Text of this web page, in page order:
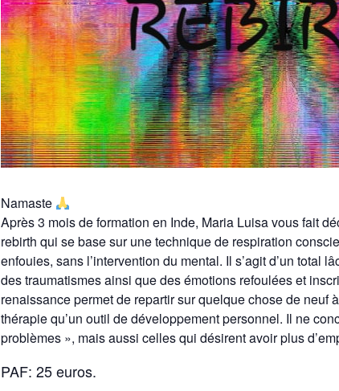
Namaste
Après 3 mois de formation en Inde, Maria Luisa vous fait
rebirth qui se base sur une technique de respiration
enfouies, sans l’intervention du mental. Il s’agit d’un total
des traumatismes ainsi que des émotions refoulées et
renaissance permet de repartir sur quelque chose de neuf
thérapie qu’un outil de développement personnel. Il ne
problèmes », mais aussi celles qui désirent avoir plus
PAF: 25 euros.